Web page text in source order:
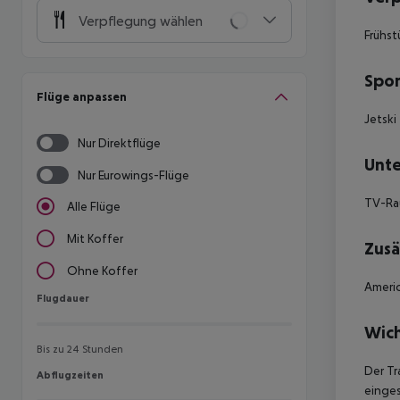
Verpflegung wählen
Flüge anpassen
Nur Direktflüge
Nur Eurowings-Flüge
Alle Flüge
Mit Koffer
Ohne Koffer
Flugdauer
Flugdauer
Bis zu 24 Stunden
Abflugzeiten
Abflugzeiten
Jetski
TV-
Der